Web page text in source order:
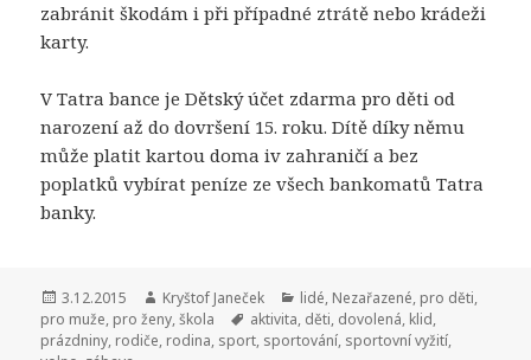
zabránit škodám i při případné ztrátě nebo krádeži
karty.
V Tatra bance je Dětský účet zdarma pro děti od
narození až do dovršení 15. roku. Dítě díky němu
může platit kartou doma iv zahraničí a bez
poplatků vybírat peníze ze všech bankomatů Tatra
banky.
Publikováno:
3.12.2015 Autor:
Kryštof Janeček Rubriky:
lidé, Nezařazené, pro děti,
pro muže, pro ženy,škola Štítky:
aktivita, děti, dovolená, klid,
prázdniny, rodiče, rodina, sport, sportování, sportovní vyžití,